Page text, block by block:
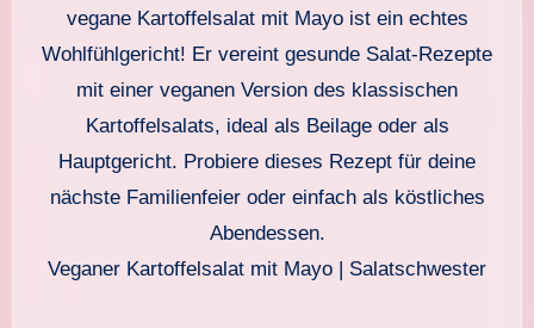
Veganer Kartoffelsalat mit Mayo | Salatschwester